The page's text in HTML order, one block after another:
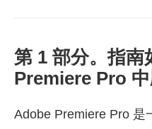
第 1 部分。指
Premiere Pro
Adobe Premiere Pro 是